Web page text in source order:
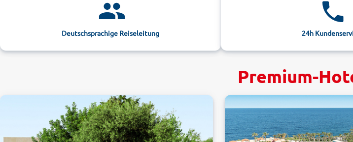
Als Gast liegen ihnen kilometerlange Sandstrände genauso zu Füßen wie die jahrtausendealte Kultur der
mieten, um die Insel auf eigene Faust zu erkunden. Lassen Sie sich dabei auf keinen Fall den Venezianischen
von Ihrem Kreta Hotel durch aromatisch duftende Bergwälder und mediterrane Oliven- und Weinplantagen.
Palmenstrand von Preveli. Eine ausführliche Wanderkarte erhalten Sie selbstverständlich in Ihrem Kreta
die für Sie passende Unterkunft und buchen Sie Ihr KHotel auf Kreta mit alltours zum ganz kleinen Preis!
Deutschsprachige Reiseleitung 24h
Premium-